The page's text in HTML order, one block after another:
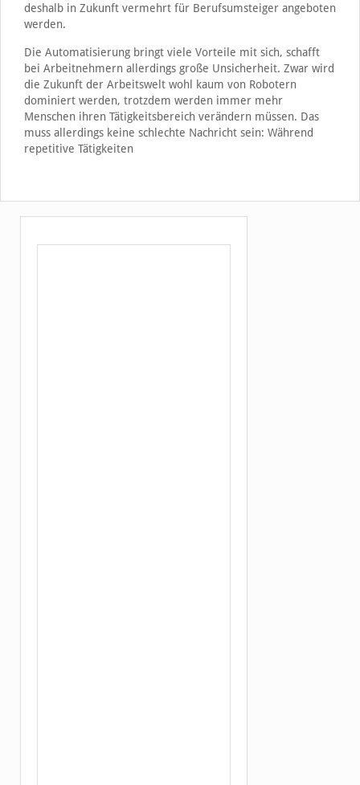
deshalb in Zukunft vermehrt für Berufsumsteiger angeboten
werden.
Die Automatisierung bringt viele Vorteile mit sich, schafft
bei Arbeitnehmern allerdings große Unsicherheit. Zwar wird
die Zukunft der Arbeitswelt wohl kaum von Robotern
dominiert werden, trotzdem werden immer mehr
Menschen ihren Tätigkeitsbereich verändern müssen. Das
muss allerdings keine schlechte Nachricht sein: Während
repetitive Tätigkeiten